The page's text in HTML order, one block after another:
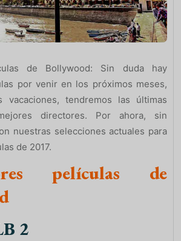
de Bollywood: Sin duda hay
por venir en los próximos meses,
tendremos las últimas
directores. Por ahora, sin
nuestras selecciones actuales para
de 2017.
películas de
2